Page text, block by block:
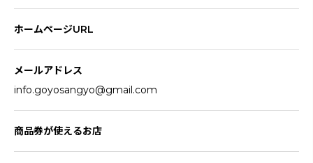
ホームページURL
メールアドレス
info.goyosangyo@gmail.com
商品券が使えるお店